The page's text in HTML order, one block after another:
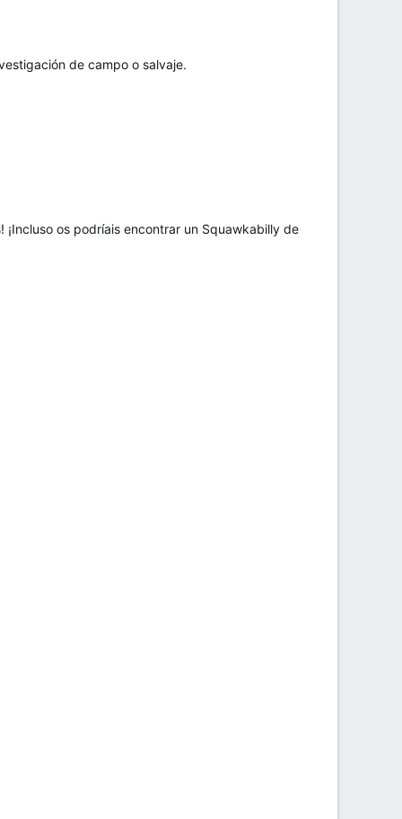
de campo o salvaje.
os podríais encontrar un Squawkabilly de